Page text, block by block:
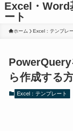
Excel・Word
ート
ホーム Excel：テンプレ
ら作成する
Excel：テンプレート